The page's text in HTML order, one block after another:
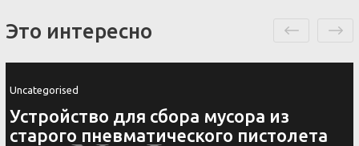
Это интересно
Ключница своими руками 4
оригинальных идеи